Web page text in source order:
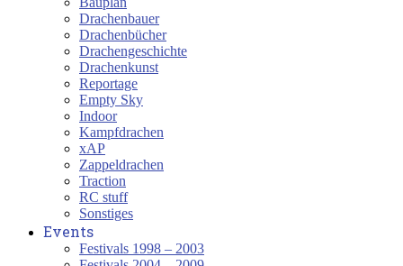
Drachenbauer
Drachenbücher
Drachengeschichte
Drachenkunst
Reportage
Empty Sky
Indoor
Kampfdrachen
xAP
Zappeldrachen
Traction
RC stuff
Sonstiges
Events
Festivals 1998 – 2003